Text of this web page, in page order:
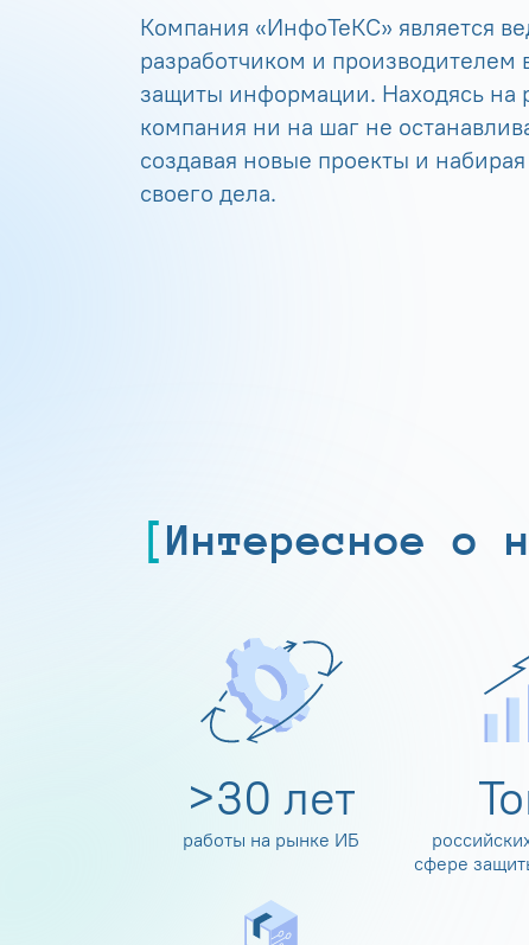
Компания «ИнфоТеКС» является
разработчиком и производителем
защиты информации. Находясь на
компания ни на шаг не
создавая новые проекты и
своего дела.
Интересное о
>30 лет
работы на рынке ИБ
сфере